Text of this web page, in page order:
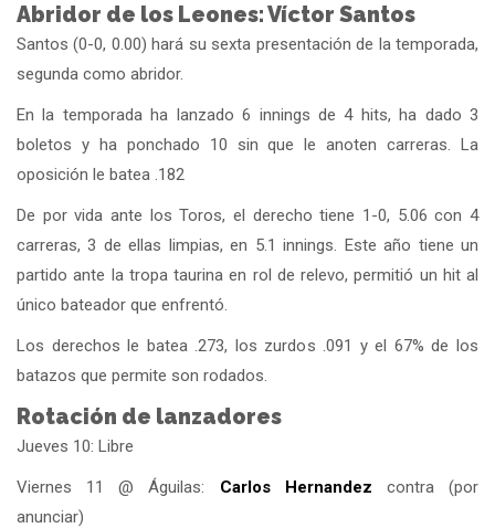
Abridor de los Leones: Víctor Santos
Santos (0-0, 0.00) hará su sexta presentación de la temporada,
segunda como abridor.
En la temporada ha lanzado 6 innings de 4 hits, ha dado 3
boletos y ha ponchado 10 sin que le anoten carreras. La
oposición le batea .182
De por vida ante los Toros, el derecho tiene 1-0, 5.06 con 4
carreras, 3 de ellas limpias, en 5.1 innings. Este año tiene un
partido ante la tropa taurina en rol de relevo, permitió un hit al
único bateador que enfrentó.
Los derechos le batea .273, los zurdos .091 y el 67% de los
batazos que permite son rodados.
Rotación de lanzadores
Jueves 10: Libre
Viernes 11 @ Águilas: Carlos Hernandez contra (por
anunciar)